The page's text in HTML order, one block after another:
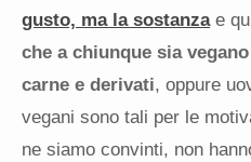
gusto, ma la sostanzae
che a chiunque sia
carne e derivati, oppure
vegani sono tali per le
ne siamo convinti, non